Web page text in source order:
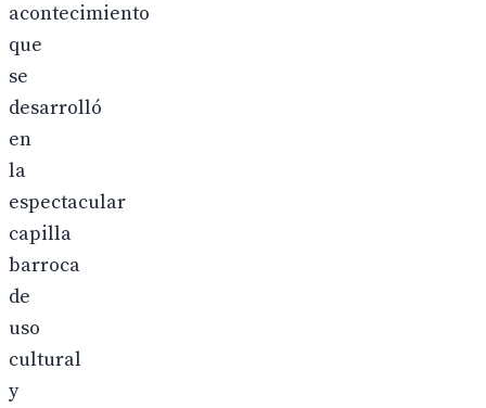
acontecimiento
que
se
desarrolló
en
la
espectacular
capilla
barroca
de
uso
cultural
y